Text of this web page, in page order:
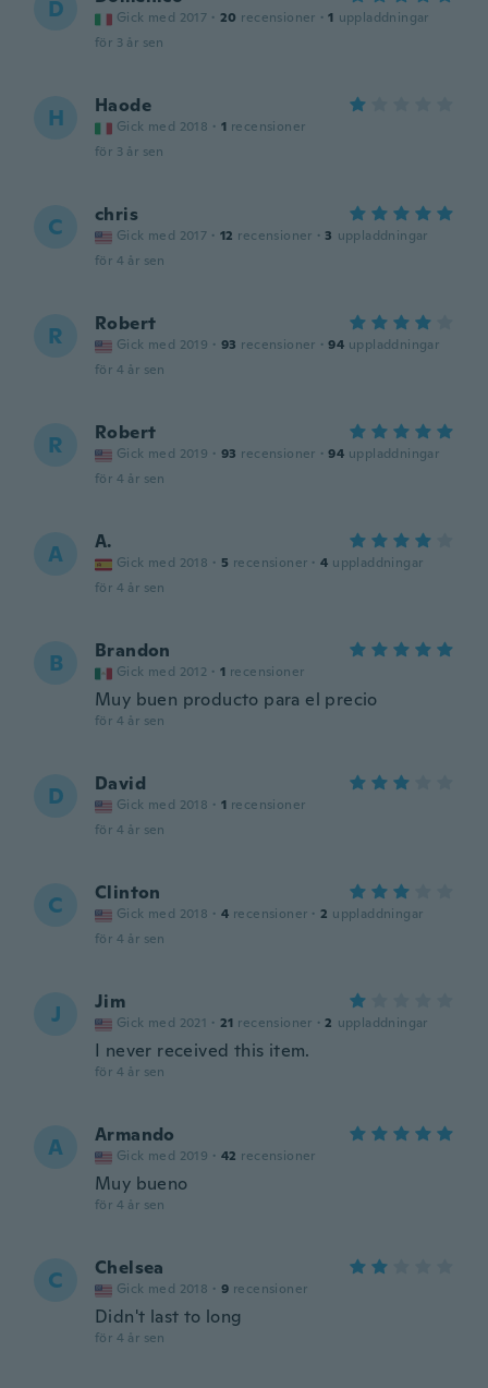
D Gick med 2017 · 20 recensioner · 1 uppladdningar
för 3 år sen
H Haode
Gick med 2018 · 1 recensioner
för 3 år sen
C chris
Gick med 2017 · 12 recensioner · 3 uppladdningar
för 4 år sen
R Robert
Gick med 2019 · 93 recensioner · 94 uppladdningar
för 4 år sen
R Robert
Gick med 2019 · 93 recensioner · 94 uppladdningar
för 4 år sen
A A.
Gick med 2018 · 5 recensioner · 4 uppladdningar
för 4 år sen
B Brandon
Gick med 2012 · 1 recensioner
Muy buen producto para el precio
för 4 år sen
D David
Gick med 2018 · 1 recensioner
för 4 år sen
C Clinton
Gick med 2018 · 4 recensioner · 2 uppladdningar
för 4 år sen
J Jim
Gick med 2021 · 21 recensioner · 2 uppladdningar
I never received this item.
för 4 år sen
A Armando
Gick med 2019 · 42 recensioner
Muy bueno
för 4 år sen
C Chelsea
Gick med 2018 · 9 recensioner
Didn't last to long
för 4 år sen